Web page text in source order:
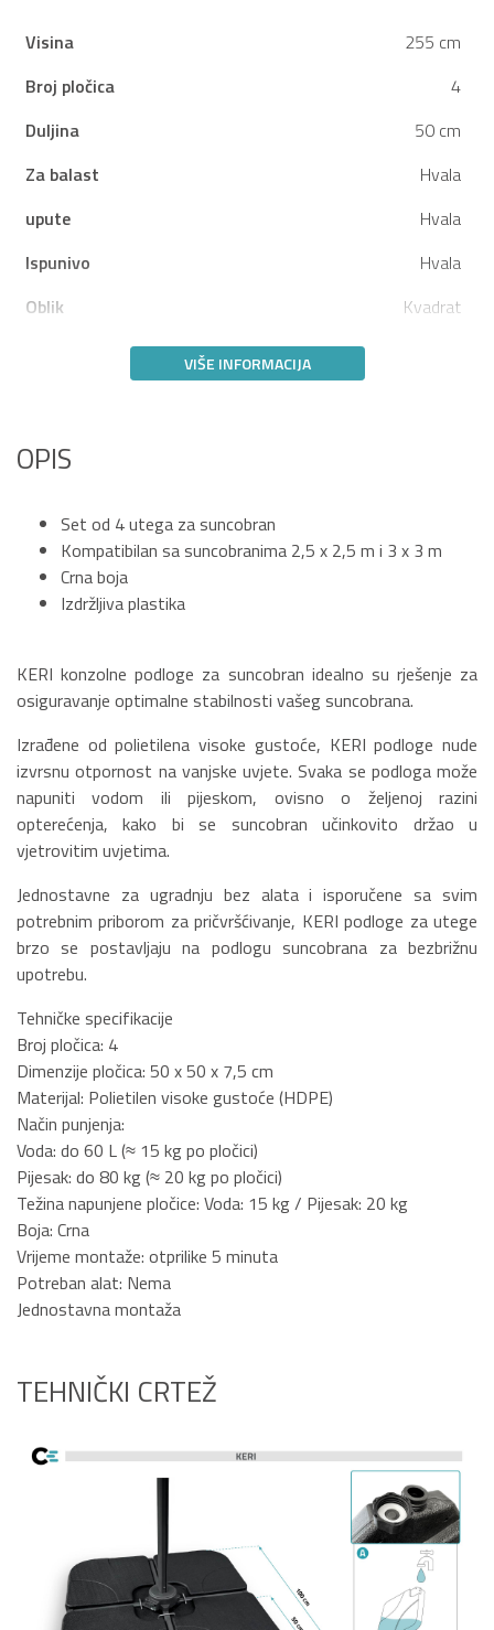
Visina
255 cm
Broj pločica
4
Duljina
50 cm
Za balast
Hvala
upute
Hvala
Ispunivo
Hvala
Oblik
Kvadrat
VIŠE INFORMACIJA
OPIS
Set od 4 utega za suncobran
Kompatibilan sa suncobranima 2,5 x 2,5 m i 3 x 3 m
Crna boja
Izdržljiva plastika
KERI konzolne podloge za suncobran idealno su rješenje za
osiguravanje optimalne stabilnosti vašeg suncobrana.
Izrađene od polietilena visoke gustoće, KERI podloge nude
izvrsnu otpornost na vanjske uvjete. Svaka se podloga može
napuniti vodom ili pijeskom, ovisno o željenoj razini
opterećenja, kako bi se suncobran učinkovito držao u
vjetrovitim uvjetima.
Jednostavne za ugradnju bez alata i isporučene sa svim
potrebnim priborom za pričvršćivanje, KERI podloge za utege
brzo se postavljaju na podlogu suncobrana za bezbrižnu
upotrebu.
Tehničke specifikacije
Broj pločica: 4
Dimenzije pločica: 50 x 50 x 7,5 cm
Materijal: Polietilen visoke gustoće (HDPE)
Način punjenja:
Voda: do 60 L (≈ 15 kg po pločici)
Pijesak: do 80 kg (≈ 20 kg po pločici)
Težina napunjene pločice: Voda: 15 kg / Pijesak: 20 kg
Boja: Crna
Vrijeme montaže: otprilike 5 minuta
Potreban alat: Nema
Jednostavna montaža
TEHNIČKI CRTEŽ